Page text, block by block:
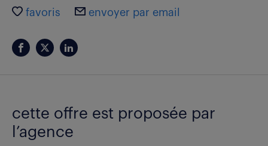
favoris envoyer par email
cette offre est proposée par
l’agence